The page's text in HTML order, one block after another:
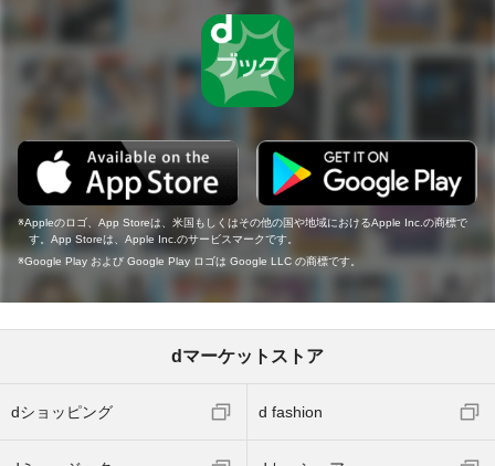
Appleのロゴ、App Storeは、米国もしくはその他の国や地域におけるApple Inc.の商標で
す。App Storeは、Apple Inc.のサービスマークです。
Google Play および Google Play ロゴは Google LLC の商標です。
dマーケットストア
dショッピング d fashion